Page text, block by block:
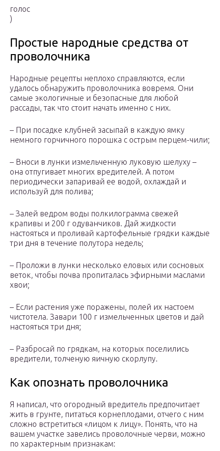
голос
)
Простые народные средства от
проволочника
Народные рецепты неплохо справляются, если
удалось обнаружить проволочника вовремя. Они
самые экологичные и безопасные для любой
рассады, так что стоит начать именно с них.
– При посадке клубней засыпай в каждую ямку
немного горчичного порошка с острым перцем-чили;
– Вноси в лунки измельченную луковую шелуху –
она отпугивает многих вредителей. А потом
периодически запаривай ее водой, охлаждай и
используй для полива;
– Залей ведром воды полкилограмма свежей
крапивы и 200 г одуванчиков. Дай жидкости
настояться и проливай картофельные грядки каждые
три дня в течение полутора недель;
– Проложи в лунки несколько еловых или сосновых
веток, чтобы почва пропиталась эфирными маслами
хвои;
– Если растения уже поражены, полей их настоем
чистотела. Завари 100 г измельченных цветов и дай
настояться три дня;
– Разбросай по грядкам, на которых поселились
вредители, толченую яичную скорлупу.
Как опознать проволочника
Я написал, что огородный вредитель предпочитает
жить в грунте, питаться корнеплодами, отчего с ним
сложно встретиться «лицом к лицу». Понять, что на
вашем участке завелись проволочные черви, можно
по характерным признакам: